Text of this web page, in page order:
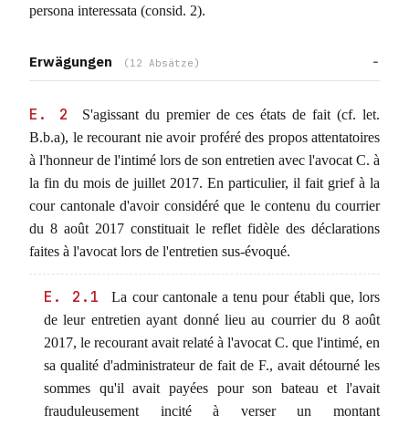
persona interessata (consid. 2).
Erwägungen (12 Absätze)
E. 2
S'agissant du premier de ces états de fait (cf. let.
B.b.a), le recourant nie avoir proféré des propos attentatoires
à l'honneur de l'intimé lors de son entretien avec l'avocat C. à
la fin du mois de juillet 2017. En particulier, il fait grief à la
cour cantonale d'avoir considéré que le contenu du courrier
du 8 août 2017 constituait le reflet fidèle des déclarations
faites à l'avocat lors de l'entretien sus-évoqué.
E. 2.1
La cour cantonale a tenu pour établi que, lors
de leur entretien ayant donné lieu au courrier du 8 août
2017, le recourant avait relaté à l'avocat C. que l'intimé, en
sa qualité d'administrateur de fait de F., avait détourné les
sommes qu'il avait payées pour son bateau et l'avait
frauduleusement incité à verser un montant